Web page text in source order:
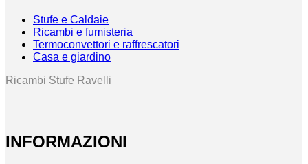
Stufe e Caldaie
Ricambi e fumisteria
Termoconvettori e raffrescatori
Casa e giardino
Ricambi Stufe Ravelli
INFORMAZIONI